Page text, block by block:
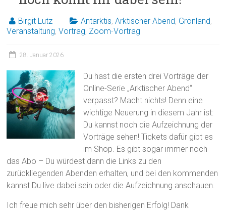
Birgit Lutz Antarktis,Arktischer Abend, Grönland,
Veranstaltung,Vortrag, Zoom-Vortrag
28. Januar 2026
Du hast die ersten drei Vorträge der
Online-Serie „Arktischer Abend“
verpasst? Macht nichts! Denn eine
wichtige Neuerung in diesem Jahr ist:
Du kannst noch die Aufzeichnung der
Vorträge sehen! Tickets dafür gibt es
im Shop. Es gibt sogar immer noch
das Abo – Du würdest dann die Links zu den
zurückliegenden Abenden erhalten, und bei den kommenden
kannst Du live dabei sein oder die Aufzeichnung anschauen.
Ich freue mich sehr über den bisherigen Erfolg! Dank